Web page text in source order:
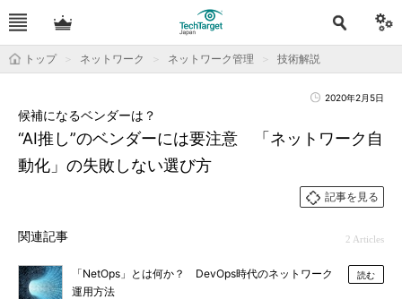
トップ ネットワーク ネットワーク管理 技術解説
2020年2月5日
“AI推し”のベンダーには要注意 「ネットワーク自
動化」の失敗しない選び方
候補になるベンダーは？
記事を見る
関連記事 2 Articles
「NetOps」とは何か？ DevOps時代のネットワーク
運用方法
読む